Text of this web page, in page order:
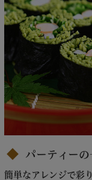
パーティー
簡単なアレンジで彩